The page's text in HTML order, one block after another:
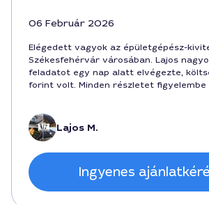
06 Február 2026
Elégedett vagyok az épületgépész-
Székesfehérvár városában. Lajos
feladatot egy nap alatt elvégezte,
forint volt. Minden részletet
Lajos M.
Ingyenes